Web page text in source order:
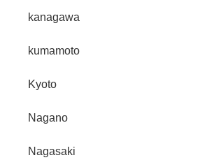
kanagawa
kumamoto
Kyoto
Nagano
Nagasaki